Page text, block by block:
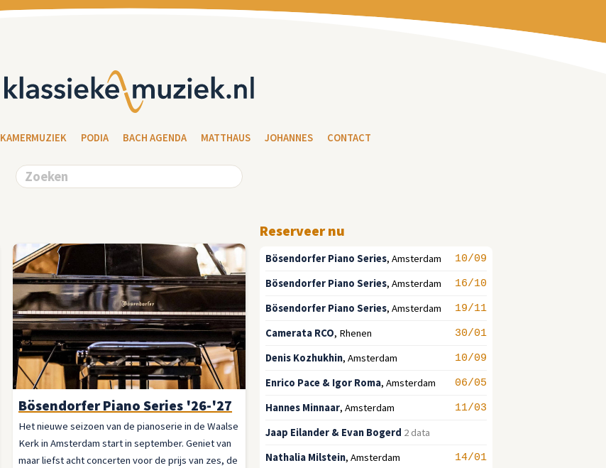
KAMERMUZIEK PODIA BACH AGENDA MATTHAUS JOHANNES CONTACT
Bösendorfer Piano Series '26-'27
Het nieuwe seizoen van de pianoserie in de Waalse
Kerk in Amsterdam start in september. Geniet van
maar liefst acht concerten voor de prijs van zes, de
Reserveer nu
10/09
Bösendorfer Piano Series,Amsterdam
16/10
Bösendorfer Piano Series,Amsterdam
19/11
Bösendorfer Piano Series,Amsterdam
30/01
Camerata RCO, Rhenen
10/09
Denis Kozhukhin,Amsterdam
06/05
Enrico Pace & Igor Roma,Amsterdam
11/03
Hannes Minnaar,Amsterdam
Jaap Eilander & Evan Bogerd 2 data
14/01
Nathalia Milstein,Amsterdam